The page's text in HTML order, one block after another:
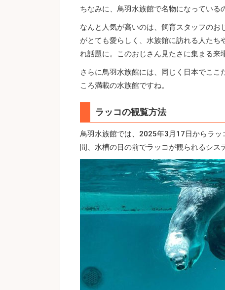
ちなみに、鳥羽水族館で名物になっている
なんと人気が高いのは、飼育スタッフの
がとても愛らしく、水族館に訪れる人た
れ話題に。このおじさん見たさに集まる来
さらに鳥羽水族館には、同じく日本でこ
ころ満載の水族館ですね。
ラッコの観覧方法
鳥羽水族館では、2025年3月17日からラ
間、水槽の目の前でラッコが観られるシス